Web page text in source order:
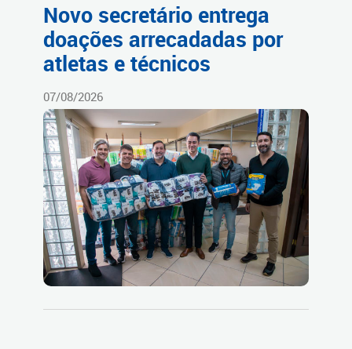
Novo secretário entrega
doações arrecadadas por
atletas e técnicos
07/08/2026